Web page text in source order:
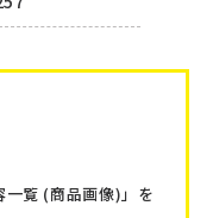
覧 (商品画像)」を